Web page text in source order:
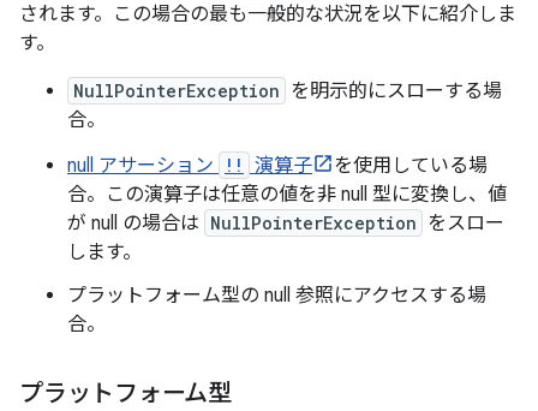
されます。この場合の最も一般的な状況を以下に紹介しま
す。
NullPointerException を明示的にスローする場
合。
null アサーション
!! 演算子
を使用している場
合。この演算子は任意の値を非 null 型に変換し、値
が null の場合は NullPointerException をスロー
します。
プラットフォーム型の null 参照にアクセスする場
合。
プラットフォーム型